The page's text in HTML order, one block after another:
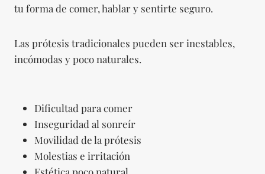
tu forma de comer, hablar y sentirte seguro.
Las prótesis tradicionales pueden ser inestables,
incómodas y poco naturales.
Dificultad para comer
Inseguridad al sonreír
Movilidad de la prótesis
Molestias e irritación
Estética poco natural